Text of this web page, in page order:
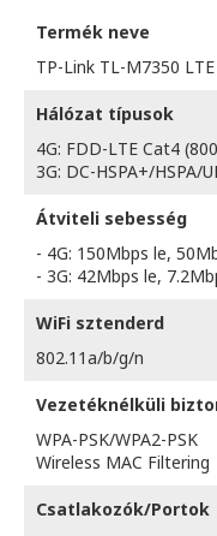
Termék neve
TP-Link TL-M7350
Hálózat típusok
4G: FDD-LTE Cat4
3G: DC-HSPA+/HSPA/
Átviteli sebesség
- 4G: 150Mbps le,
- 3G: 42Mbps le,
WiFi sztenderd
802.11a/b/g/n
Vezetéknélküli
WPA-PSK/WPA2-PSK
Wireless MAC Filtering
Csatlakozók/Portok